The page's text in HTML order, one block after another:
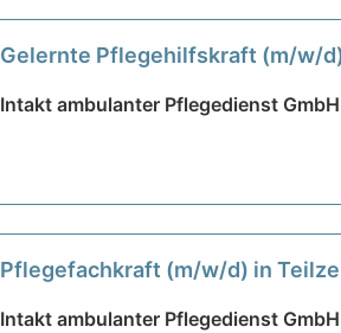
Gelernte Pflegehilfskraft (m/w/
Intakt ambulanter Pflegedienst
Pflegefachkraft (m/w/d) in
Intakt ambulanter Pflegedienst